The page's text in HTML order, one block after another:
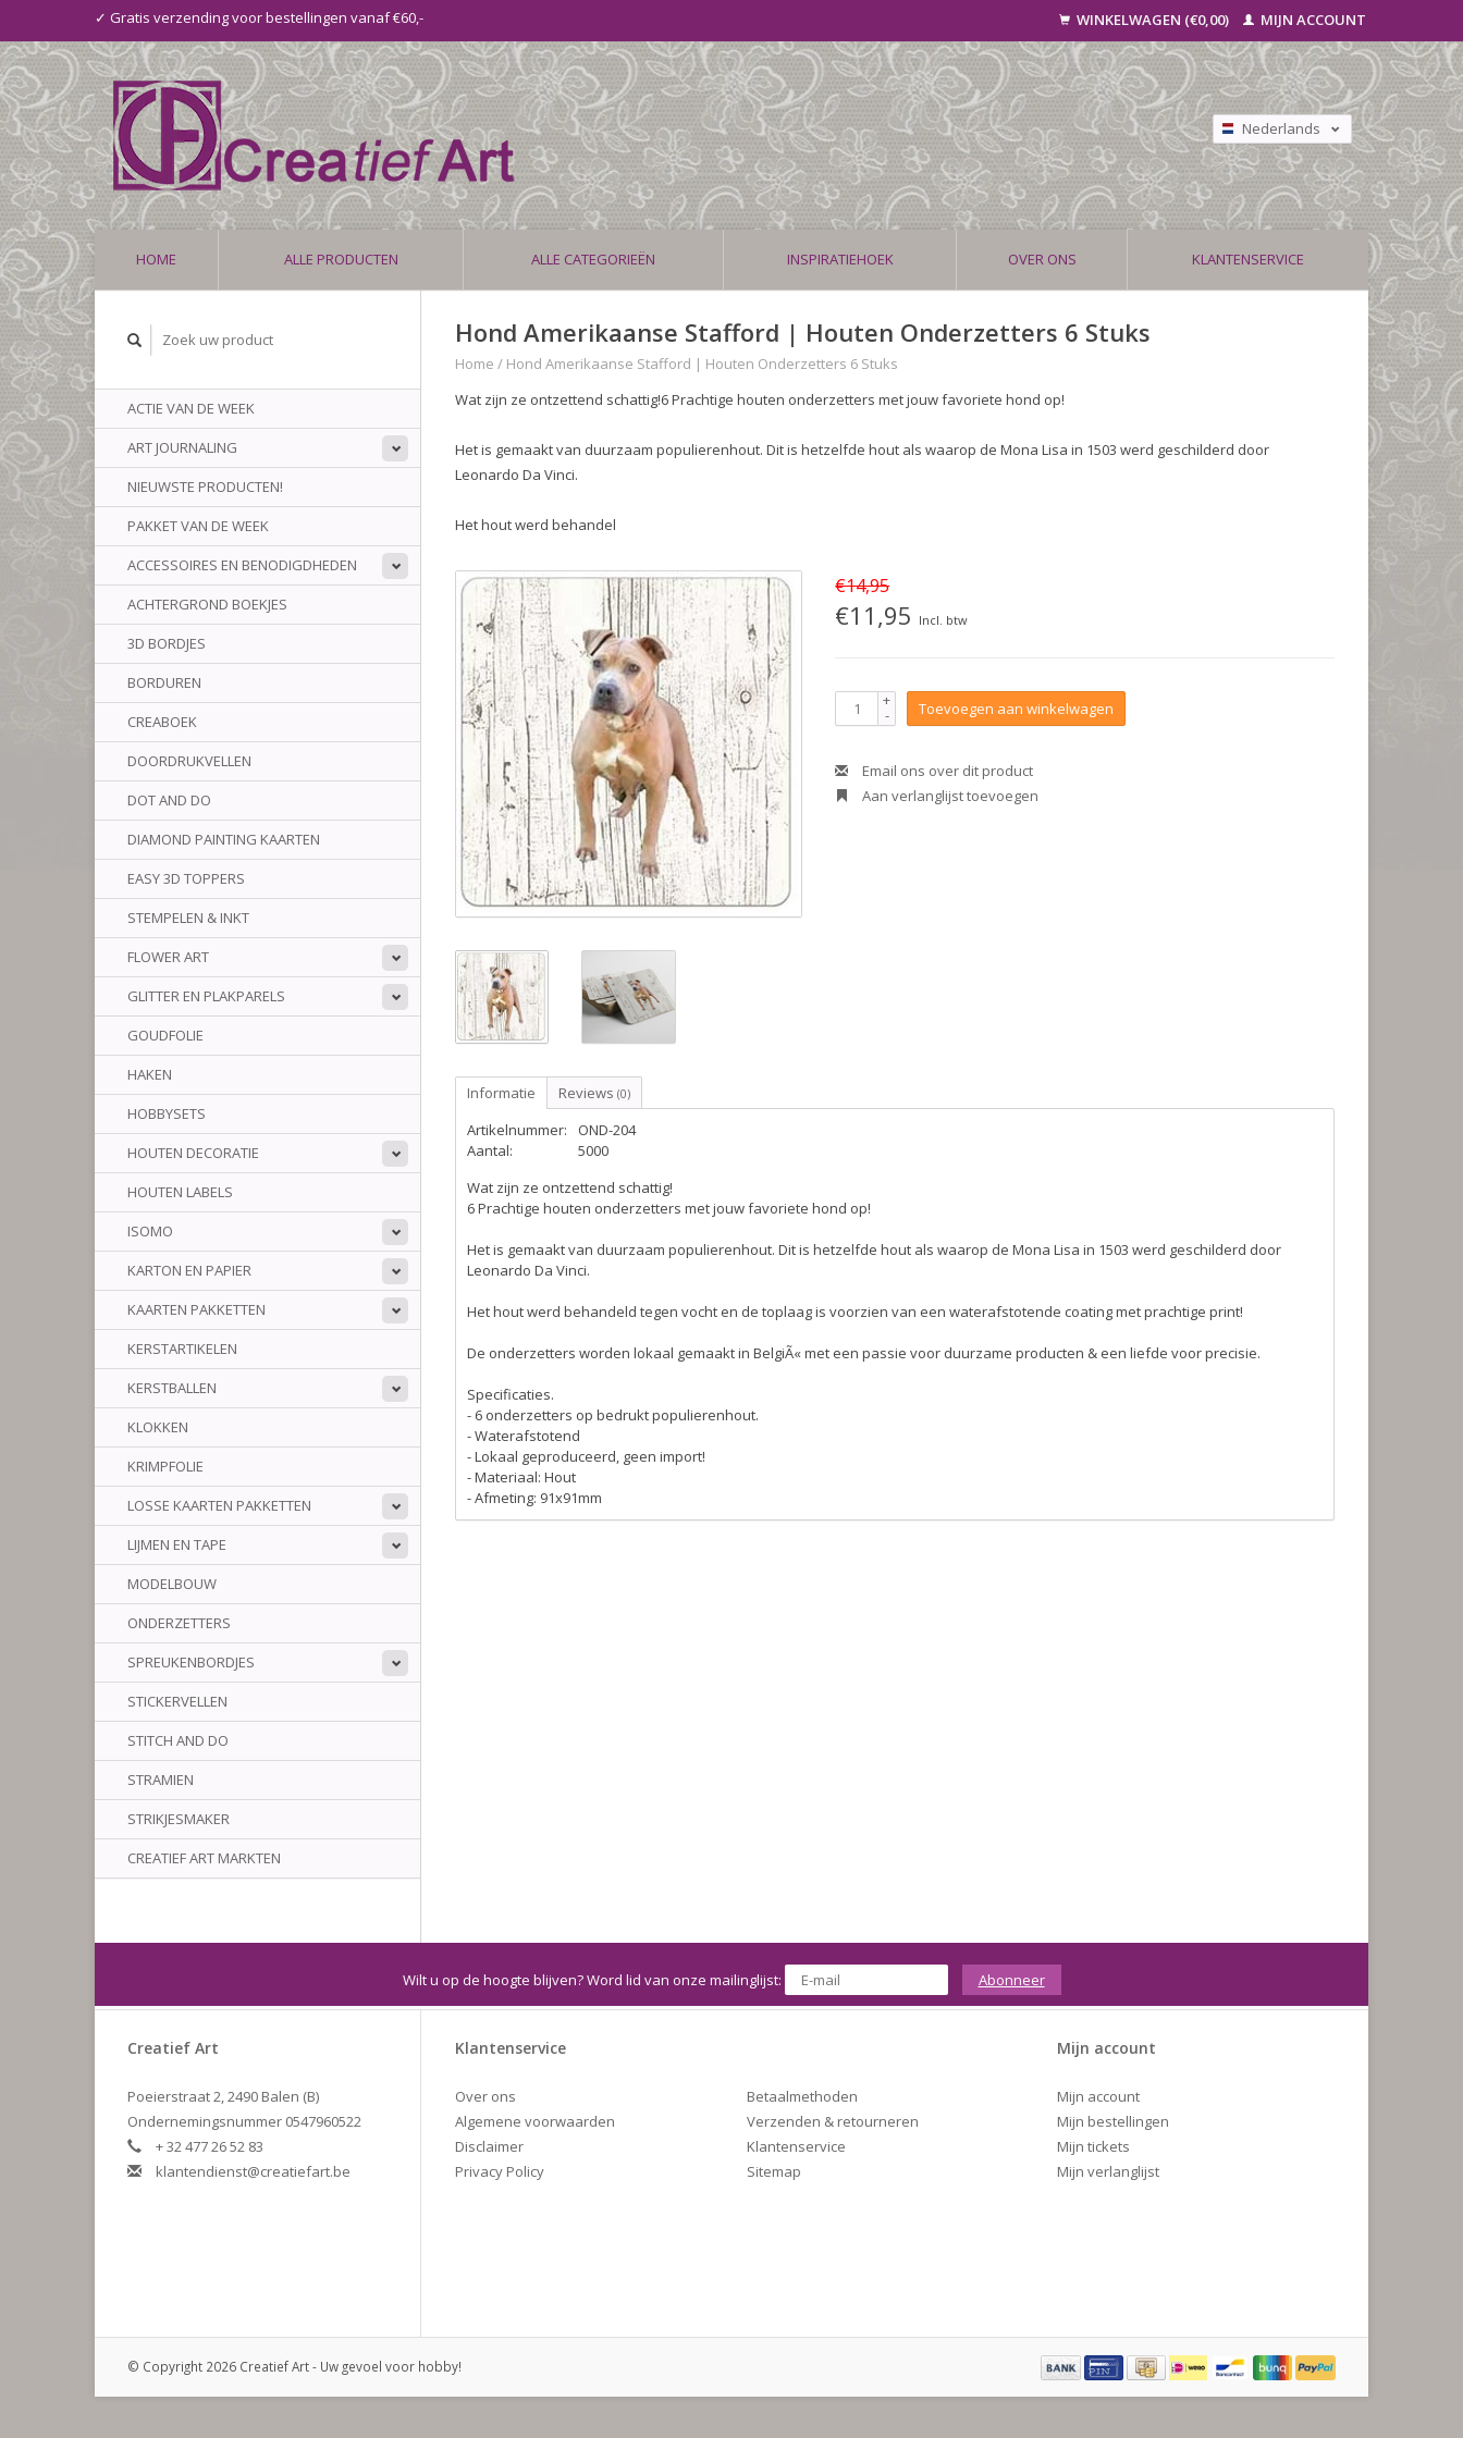
✓ Gratis verzending voor bestellingen vanaf €60,- WINKELWAGEN (€0,00) MIJN ACCOUNT
Nederlands
Deutsch
Français
HOME ALLE PRODUCTEN ALLE CATEGORIEËN INSPIRATIEHOEK OVER ONS KLANTENSERVICE
ACTIE VAN DE WEEK
ART JOURNALING
NIEUWSTE PRODUCTEN!
PAKKET VAN DE WEEK
ACCESSOIRES EN BENODIGDHEDEN
ACHTERGROND BOEKJES
3D BORDJES
BORDUREN
CREABOEK
DOORDRUKVELLEN
DOT AND DO
DIAMOND PAINTING KAARTEN
EASY 3D TOPPERS
STEMPELEN & INKT
FLOWER ART
GLITTER EN PLAKPARELS
GOUDFOLIE
HAKEN
HOBBYSETS
HOUTEN DECORATIE
HOUTEN LABELS
ISOMO
KARTON EN PAPIER
KAARTEN PAKKETTEN
KERSTARTIKELEN
KERSTBALLEN
KLOKKEN
KRIMPFOLIE
LOSSE KAARTEN PAKKETTEN
LIJMEN EN TAPE
MODELBOUW
ONDERZETTERS
SPREUKENBORDJES
STICKERVELLEN
STITCH AND DO
STRAMIEN
STRIKJESMAKER
CREATIEF ART MARKTEN
Hond Amerikaanse Stafford | Houten Onderzetters 6 Stuks
Home / Hond Amerikaanse Stafford | Houten Onderzetters 6 Stuks
Wat zijn ze ontzettend schattig!6 Prachtige houten onderzetters met jouw favoriete hond op!
Het is gemaakt van duurzaam populierenhout. Dit is hetzelfde hout als waarop de Mona Lisa in 1503 werd geschilderd door
Leonardo Da Vinci.
Het hout werd behandel
€14,95
€11,95 Incl. btw
+
- Toevoegen aan winkelwagen
Email ons over dit product
Aan verlanglijst toevoegen
Informatie Reviews (0)
Artikelnummer:
OND-204
Aantal:
5000
Wat zijn ze ontzettend schattig!
6 Prachtige houten onderzetters met jouw favoriete hond op!
Het is gemaakt van duurzaam populierenhout. Dit is hetzelfde hout als waarop de Mona Lisa in 1503 werd geschilderd door
Leonardo Da Vinci.
Het hout werd behandeld tegen vocht en de toplaag is voorzien van een waterafstotende coating met prachtige print!
De onderzetters worden lokaal gemaakt in BelgiÃ« met een passie voor duurzame producten & een liefde voor precisie.
Specificaties.
- 6 onderzetters op bedrukt populierenhout.
- Waterafstotend
- Lokaal geproduceerd, geen import!
- Materiaal: Hout
- Afmeting: 91x91mm
Wilt u op de hoogte blijven? Word lid van onze mailinglijst: Abonneer
Creatief Art
Poeierstraat 2, 2490 Balen (B)
Ondernemingsnummer 0547960522
+ 32 477 26 52 83
klantendienst@creatiefart.be
Klantenservice
Over ons
Algemene voorwaarden
Disclaimer
Privacy Policy
Betaalmethoden
Verzenden & retourneren
Klantenservice
Sitemap
Mijn account
Mijn account
Mijn bestellingen
Mijn tickets
Mijn verlanglijst
© Copyright 2026 Creatief Art - Uw gevoel voor hobby!